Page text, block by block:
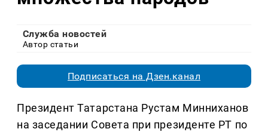
Служба новостей
Автор статьи
Подписаться на Дзен.канал
Президент Татарстана Рустам Минниханов
на заседании Совета при президенте РТ по